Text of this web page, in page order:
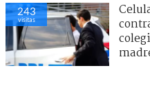
243
visitas